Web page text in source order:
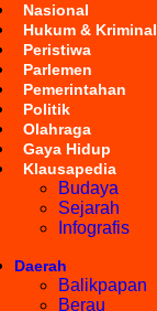
Nasional
Hukum & Kriminal
Peristiwa
Parlemen
Pemerintahan
Politik
Olahraga
Gaya Hidup
Klausapedia
Budaya
Sejarah
Infografis
Daerah
Balikpapan
Berau